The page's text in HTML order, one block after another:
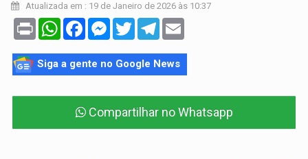
Atualizada em : 19 de Janeiro de 2026 às 10:37
Print WhatsAppFacebookMessenger
TwitterTelegram
Siga a gente no Google News
Compartilhar no Whatsapp